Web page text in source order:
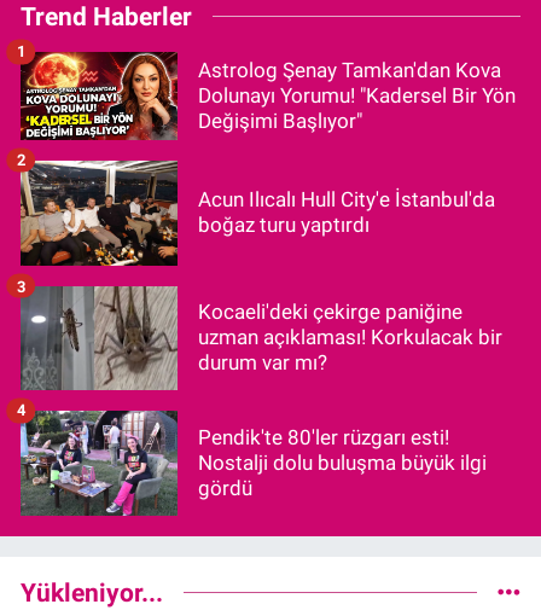
Trend Haberler
Astrolog Şenay Tamkan'dan Kova
Dolunayı Yorumu! "Kadersel Bir Yön
Değişimi Başlıyor"
1
Acun Ilıcalı Hull City'e İstanbul'da
boğaz turu yaptırdı
2
Kocaeli'deki çekirge paniğine
uzman açıklaması! Korkulacak bir
durum var mı?
3
Pendik'te 80'ler rüzgarı esti!
Nostalji dolu buluşma büyük ilgi
gördü
4
Yükleniyor...